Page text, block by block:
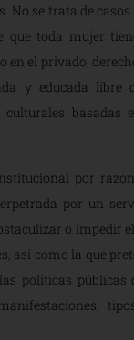
se trata de
que toda mujer
el privado,
y educada libre
basadas
por
por un
o impedir
así como la que
políticas públicas